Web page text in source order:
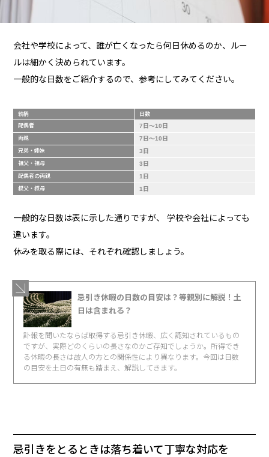
会社や学校によって、誰が亡くなったら何日休めるのか、ルー
ルは細かく決められています。
一般的な日数をご紹介するので、参考にしてみてください。
続柄
日数
配偶者
7日～10日
両親 7日～10日
兄弟・姉妹 3日
祖父・祖母 3日
配偶者の両親 1日
叔父・叔母 1日
一般的な日数は表に示した通りですが、 学校や会社によっても
違います。
休みを取る際には、それぞれ確認しましょう。
忌引き休暇の日数の目安は？等親別に解説！土
日は含まれる？
訃報を聞いたならば取得する忌引き休暇、広く認知されているもの
ですが、実際どのくらいの長さなのかご存知でしょうか。所得でき
る休暇の長さは故人の方との関係性により異なります。今回は日数
の目安を土日の有無も踏まえ、解説してきます。
忌引きをとるときは落ち着いて丁寧な対応を